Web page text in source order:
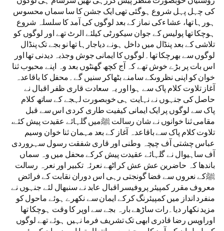
کی چہل پہل شروع ہوگئی تھی ایک جشن کا سا سماں محسوس
ہورہا تھا، عشا ءکی نماز کے بعد لوگوں کی آمد کا سلسلہ شروع
ہوچکا تھا پولیس کے جوان سیکورٹی کیلئے الرٹ تھے اور لوگوں کو
تلاشی کے بعد پنڈال میں داخل ہونے دیاجارہا تھا نو بجے تک پنڈال
لوگوں سے بھرچکا تھا۔لوگوں کا ایمانی جوش وجذبہ دیدنی تھا اور
اس بات پر بڑے خوش تھے کہ آج کچھ گھنٹوں بعد وہ اپنے محبوب ثنا
خوان کو اپنی نظروںکے سامنے بٹھاکر سنیں گے۔محفل کا باقاعدہ
آغاز تلاوت کلام پاک سے ہوا اور یہ سعادت قاری ظفر اقبال نے
حاصل کی جنہوں نے نہایت ہی خوبصورت لہجے کے ساتھ کلام
پاک سے لوگوں پر ایک ایمانی کیفیت طاری کردی اس سے قبل
مقامی ثنا خوانوں نے شان رسالت ﷺمیں گلہائے عقیدت پیش کئے،
تلاوت کلام پاک سے باقاعدہ آغاز کے بعد مہمان ثنا خوان وسیم
عباس چشتی آف چیچہ وطنی اور قاری شفقت رسول سہروردی
آف ساہیوال نے گلہائے عقیدت پیش کرکے محفل میں وہ سماں
باندھا کہ حاضرین عش عش کر اٹھے نعرئہ تکبیر اور نعرہ رسالت
ﷺکے نعروں سے فضا گونجتی رہی اس دوران نقابت کے فرائض
معروف مقرر کمپیئر پروفیسر اقبال عابد نے سنبھال لئے جنہوں نے
منفرد انداز میں کمپیئرنگ کرکے ایمان سے نکھرے ہوئے ماحول کو
مزید نکھار دیا۔رات ساڑھے بارہ بجے سے اوپر کا وقت ہوچکا تھا
اوراویس رضا قادری ابھی تک تشریف فرما نہیں ہوئے تھے لوگوں